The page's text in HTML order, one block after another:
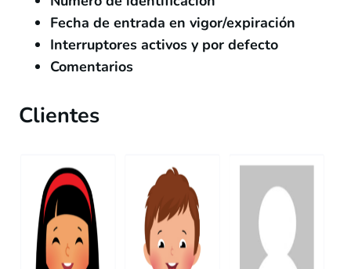
Fecha de entrada en vigor/expiración
Interruptores activos y por defecto
Comentarios
Clientes